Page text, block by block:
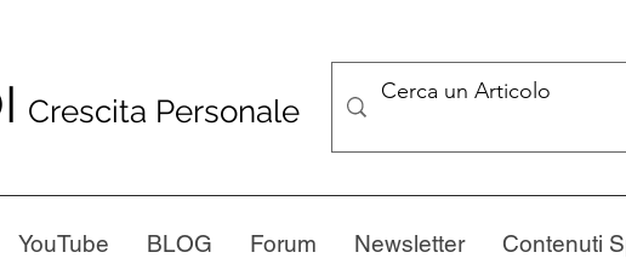
Crescita Personale
YouTube BLOG Forum Newsletter Contenuti